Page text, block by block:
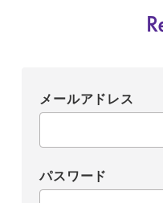
メールアドレス
パスワード